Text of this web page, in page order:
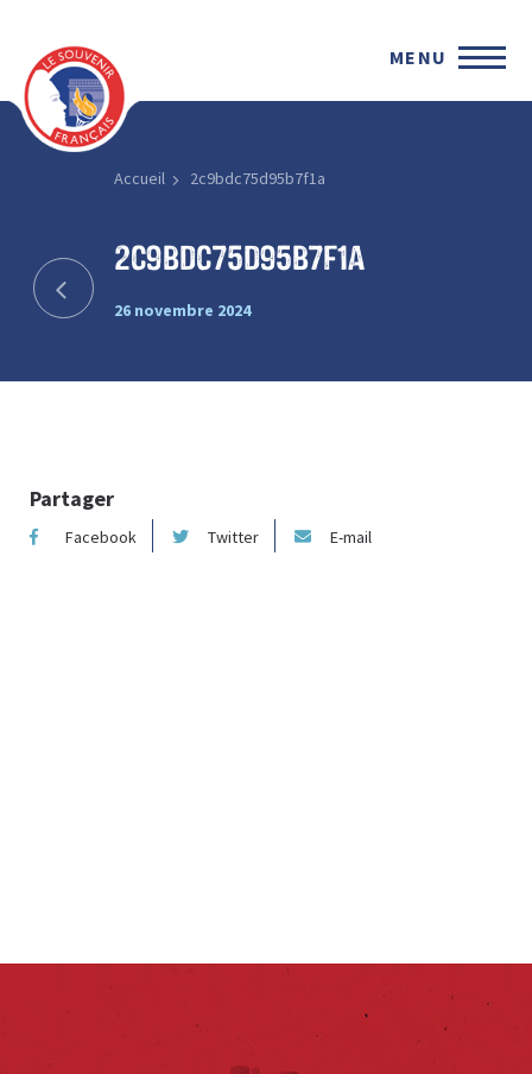
MENU
Accueil 2c9bdc75d95b7f1a
2c9bdc75d95b7f1a
26 novembre 2024
Partager
Facebook Twitter E-mail